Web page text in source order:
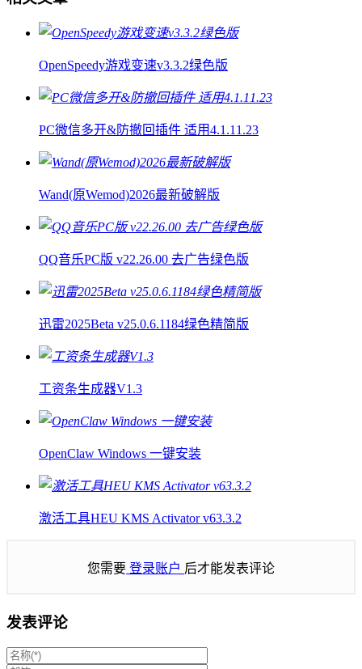
OpenSpeedy游戏变速v3.3.2绿色版
PC微信多开&防撤回插件 适用4.1.11.23
Wand(原Wemod)2026最新破解版
QQ音乐PC版 v22.26.00 去广告绿色版
迅雷2025Beta v25.0.6.1184绿色精简版
工资条生成器V1.3
OpenClaw Windows 一键安装
激活工具HEU KMS Activator v63.3.2
您需要 登录账户 后才能发表评论
发表评论